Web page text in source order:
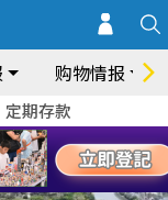
购物情报
定期存款